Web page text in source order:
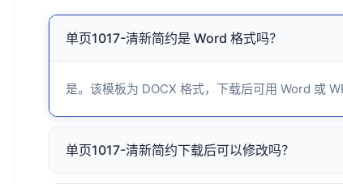
单页1017-清新简约是 Word 格式吗？
是。该模板为 DOCX 格式，下载后可用 Word 或
单页1017-清新简约下载后可以修改吗？